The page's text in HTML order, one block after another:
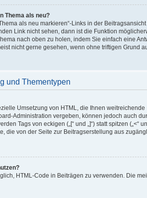
Thema als neu?
als neu markieren“-Links in der
Link nicht sehen, dann ist die Funktion
nach oben zu holen, indem Sie einfach eine
nicht gerne gesehen, wenn ohne triftigen Grund
und Thementypen
Umsetzung von HTML, die Ihnen
Administration vergeben, können jedoch auch
Tags von eckigen („[“ und „]“) statt spitzen
die von der Seite zur Beitragserstellung aus
HTML-Code in Beiträgen zu verwenden. Die